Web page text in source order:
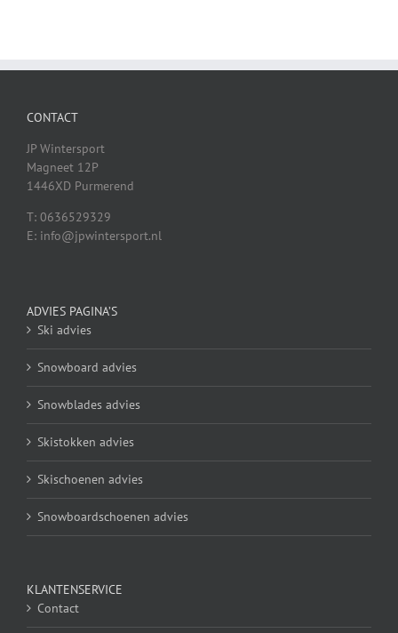
CONTACT
JP Wintersport
Magneet 12P
1446XD Purmerend
T: 0636529329
E: info@jpwintersport.nl
ADVIES PAGINA’S
Ski advies
Snowboard advies
Snowblades advies
Skistokken advies
Skischoenen advies
Snowboardschoenen advies
KLANTENSERVICE
Contact